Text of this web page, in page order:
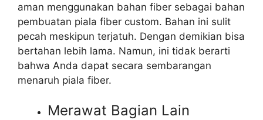
aman menggunakan bahan fiber sebagai bahan
pembuatan piala fiber custom. Bahan ini sulit
pecah meskipun terjatuh. Dengan demikian bisa
bertahan lebih lama. Namun, ini tidak berarti
bahwa Anda dapat secara sembarangan
menaruh piala fiber.
Merawat Bagian Lain